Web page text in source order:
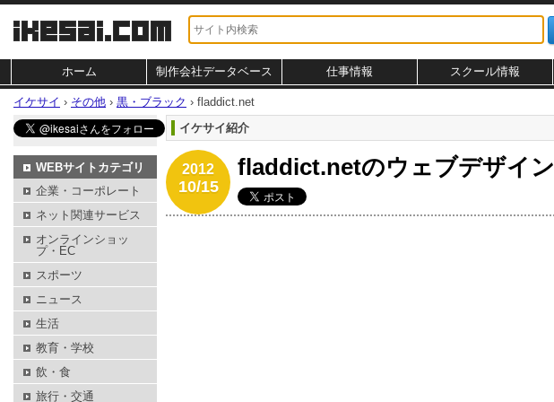
ホーム 制作会社データベース 仕事情報 スクール情報
イケサイ › その他 › 黒・ブラック › fladdict.net
イケサイ紹介
2012
10/15
fladdict.netのウェブデザイン
WEBサイトカテゴリ
企業・コーポレート
ネット関連サービス
オンラインショッ
プ・EC
スポーツ
ニュース
生活
教育・学校
飲・食
旅行・交通